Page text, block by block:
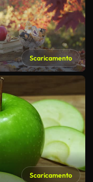
Scaricamento
Scaricamento